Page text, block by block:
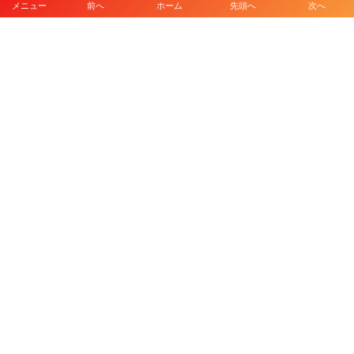
メニュー 前へ ホーム 先頭へ 次へ